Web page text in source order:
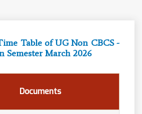
Table of UG Non CBCS -
Semester March 2026
Documents